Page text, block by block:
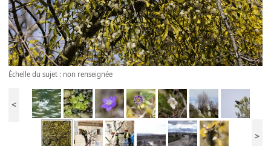
Échelle du sujet : non renseignée
<
>